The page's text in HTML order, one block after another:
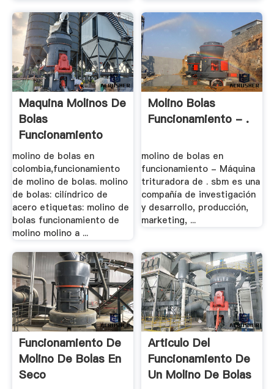
Maquina Molinos De
Bolas
Funcionamiento
Venta
molino de bolas en
colombia,funcionamiento
de molino de bolas. molino
de bolas: cilíndrico de
acero etiquetas: molino de
bolas funcionamiento de
molino molino a ...
Molino Bolas
Funcionamiento - .
molino de bolas en
funcionamiento - Máquina
trituradora de . sbm es una
compañía de investigación
y desarrollo, producción,
marketing, ...
Funcionamiento De
Molino De Bolas En
Seco
Articulo Del
Funcionamiento De
Un Molino De Bolas